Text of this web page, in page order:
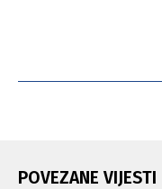
POVEZANE VIJESTI